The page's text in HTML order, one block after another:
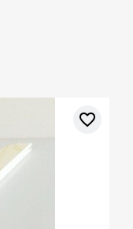
favorite_border